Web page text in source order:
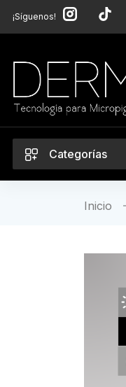
¡Síguenos!
Categorías
Inicio